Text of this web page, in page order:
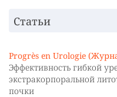
Статьи
Progrès en Urologie
Эффективность гибкой
экстракорпоральной
почки